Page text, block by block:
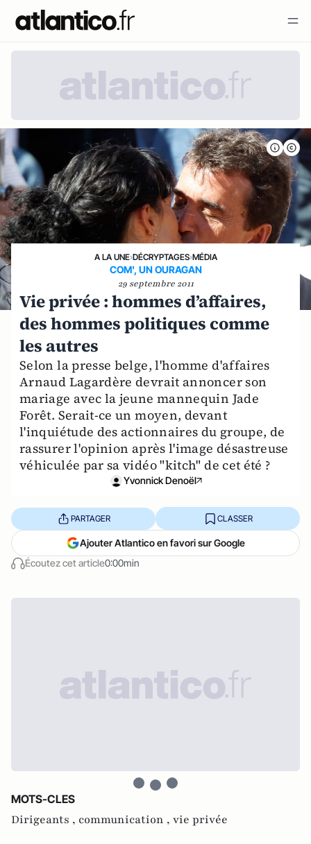
A LA UNE›DÉCRYPTAGES›MÉDIA
COM', UN OURAGAN
29 septembre 2011
Vie privée : hommes d’affaires,
des hommes politiques comme
les autres
Selon la presse belge, l'homme d'affaires
Arnaud Lagardère devrait annoncer son
mariage avec la jeune mannequin Jade
Forêt. Serait-ce un moyen, devant
l'inquiétude des actionnaires du groupe, de
rassurer l'opinion après l'image désastreuse
véhiculée par sa vidéo "kitch" de cet été ?
Yvonnick Denoël
Écoutez cet article0:00min
PARTAGER CLASSER
Ajouter Atlantico en favori sur Google
MOTS-CLES
Dirigeants , communication , vie privée